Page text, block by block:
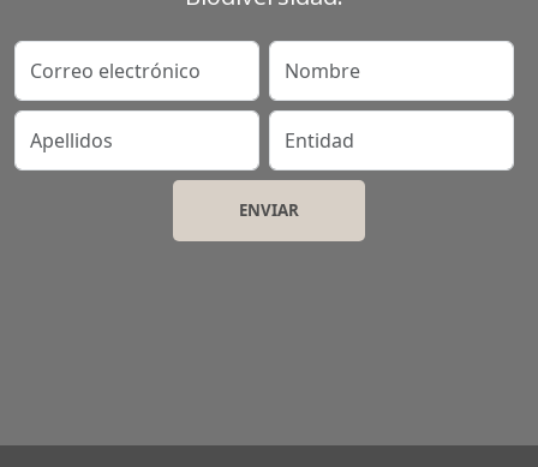
Correo electrónico Nombre
Apellidos Entidad